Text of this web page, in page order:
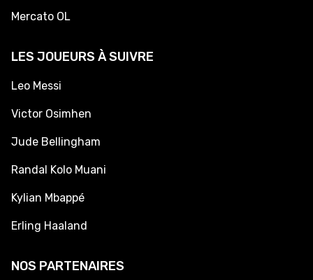
Mercato OL
LES JOUEURS À SUIVRE
Leo Messi
Victor Osimhen
Jude Bellingham
Randal Kolo Muani
Kylian Mbappé
Erling Haaland
NOS PARTENAIRES